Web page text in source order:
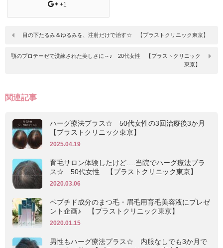
+1
目の下たるみ＆ゆるみを、注射だけで治す☆ 【プラストクリニック東京】
顎のプロテーゼで洗練された美しさに～♪ 20代女性 【プラストクリニック
東京】
関連記事
ハーグ療法プラス☆ 50代女性の3回治療後3か月
【プラストクリニック東京】
2025.04.19
育毛サロン体験したけど….当院でハーグ療法プラ
ス☆ 50代女性 【プラストクリニック東京】
2020.03.06
ペプチド成分のまつ毛・眉毛用育毛美容液にプレゼ
ント企画♪ 【プラストクリニック東京】
2020.01.15
男性もハーグ療法プラス☆ 内服なしでも3か月で